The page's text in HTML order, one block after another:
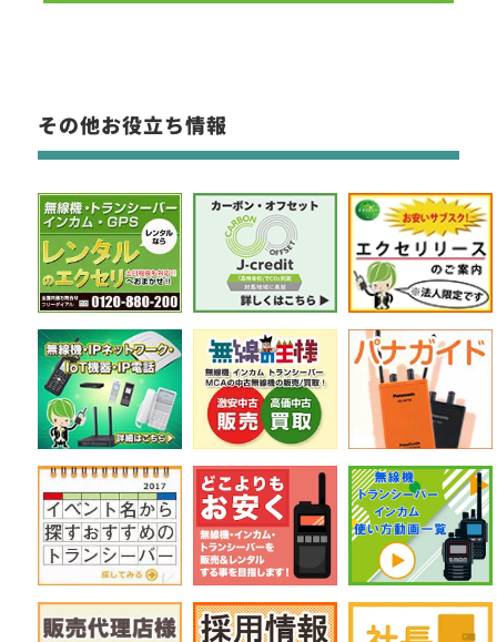
その他お役立ち情報